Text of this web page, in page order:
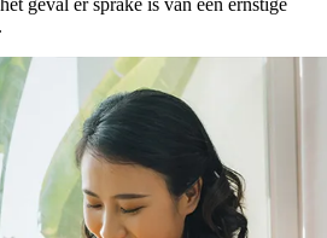
geval er sprake is van een ernstige